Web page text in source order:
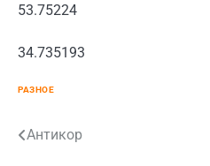
53.75224
34.735193
РАЗНОЕ
Навигация
Антикор